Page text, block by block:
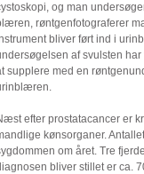
og man
røntgenfotograferer
bliver ført ind i
af svulsten
supplere med en
efter prostatacancer er
kønsorganer.
om året. Tre
bliver stillet er ca.